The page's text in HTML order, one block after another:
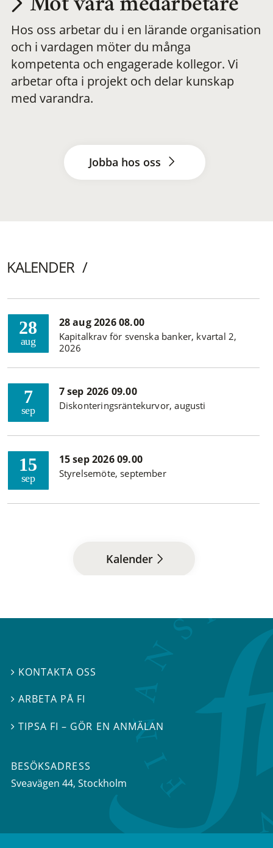
Möt våra medarbetare
Hos oss arbetar du i en lärande organisation
och i vardagen möter du många
kompetenta och engagerade kollegor. Vi
arbetar ofta i projekt och delar kunskap
med varandra.
Jobba hos oss
KALENDER
28
aug
28 aug 2026 08.00
Kapitalkrav för svenska banker, kvartal 2,
2026
7
sep
7 sep 2026 09.00
Diskonteringsräntekurvor, augusti
15
sep
15 sep 2026 09.00
Styrelsemöte, september
Kalender
 KONTAKTA OSS
ARBETA PÅ FI
TIPSA FI – GÖR EN ANMÄLAN
BESÖKSADRESS
Sveavägen 44, Stockholm